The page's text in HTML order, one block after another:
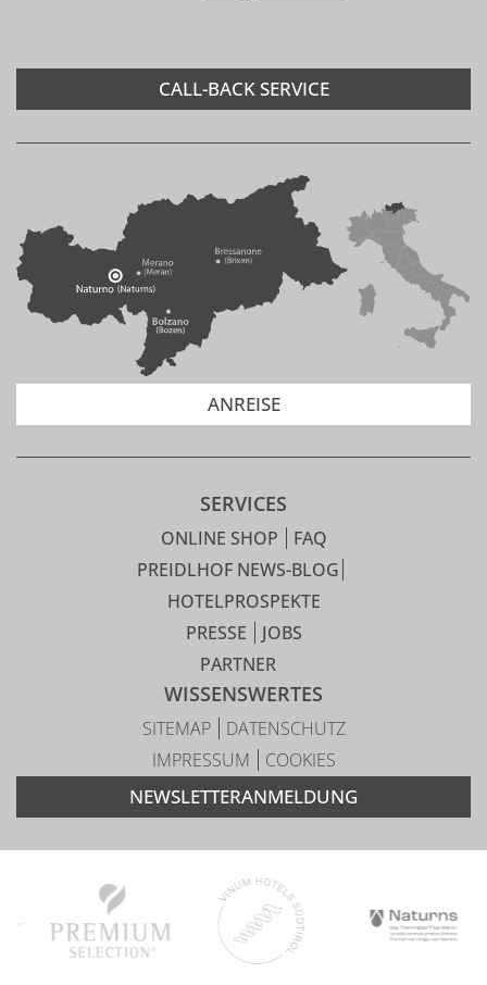
ANREISE
CALL-BACK SERVICE
SERVICES
ONLINE SHOP
FAQ
PREIDLHOF NEWS-BLOG
HOTELPROSPEKTE
PRESSE
JOBS
PARTNER
WISSENSWERTES
SITEMAP
DATENSCHUTZ
IMPRESSUM
COOKIES
NEWSLETTERANMELDUNG